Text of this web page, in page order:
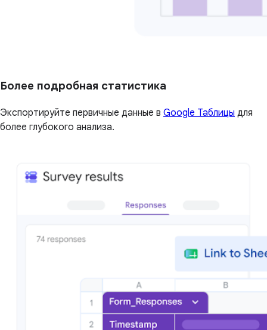
Более подробная статистика
Экспортируйте первичные данные в Google Таблицы для
более глубокого анализа.